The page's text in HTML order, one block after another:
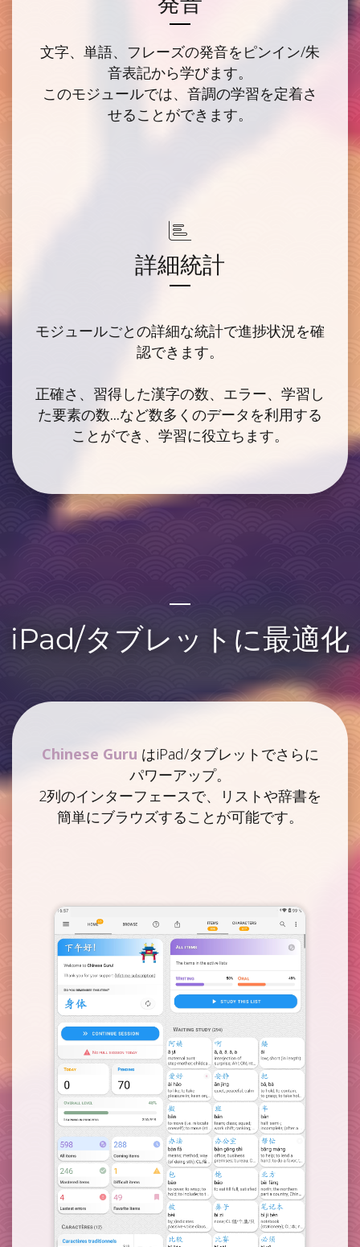
文字、単語、フレーズの発音をピンイン/朱
音表記から学びます。
このモジュールでは、音調の学習を定着さ
せることができます。
詳細統計
モジュールごとの詳細な統計で進捗状況を確
認できます。
正確さ、習得した漢字の数、エラー、学習し
た要素の数...など数多くのデータを利用する
ことができ、学習に役立ちます。
iPad/タブレットに最適化
Chinese Guru はiPad/タブレットでさらに
パワーアップ。
2列のインターフェースで、リストや辞書を
簡単にブラウズすることが可能です。